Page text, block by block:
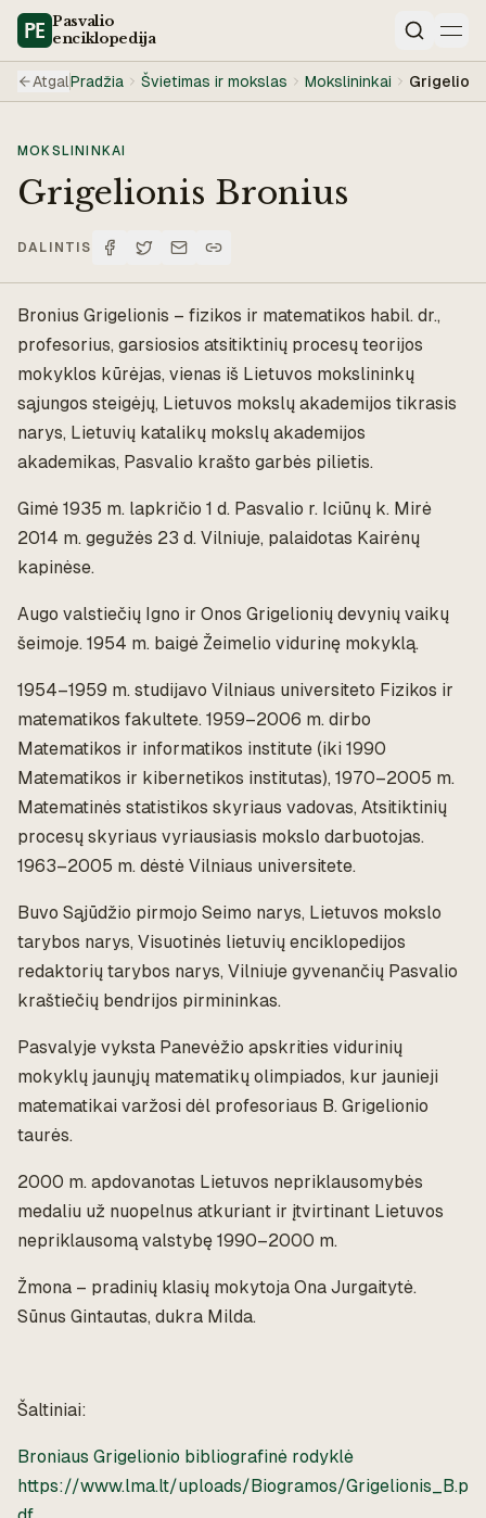
Pasvalio
enciklopedija
Paieška
AtgalPradžia Švietimas ir mokslas Mokslininkai
MOKSLININKAI
Grigelionis Bronius
DALINTIS
Bronius Grigelionis – fizikos ir matematikos habil. dr.,
profesorius, garsiosios atsitiktinių procesų teorijos
mokyklos kūrėjas, vienas iš Lietuvos mokslininkų
sąjungos steigėjų, Lietuvos mokslų akademijos tikrasis
narys, Lietuvių katalikų mokslų akademijos
akademikas, Pasvalio krašto garbės pilietis.
Gimė 1935 m. lapkričio 1 d. Pasvalio r. Iciūnų k. Mirė
2014 m. gegužės 23 d. Vilniuje, palaidotas Kairėnų
kapinėse.
Augo valstiečių Igno ir Onos Grigelionių devynių vaikų
šeimoje. 1954 m. baigė Žeimelio vidurinę mokyklą.
1954–1959 m. studijavo Vilniaus universiteto Fizikos ir
matematikos fakultete. 1959–2006 m. dirbo
Matematikos ir informatikos institute (iki 1990
Matematikos ir kibernetikos institutas), 1970–2005 m.
Matematinės statistikos skyriaus vadovas, Atsitiktinių
procesų skyriaus vyriausiasis mokslo darbuotojas.
1963–2005 m. dėstė Vilniaus universitete.
Buvo Sąjūdžio pirmojo Seimo narys, Lietuvos mokslo
tarybos narys, Visuotinės lietuvių enciklopedijos
redaktorių tarybos narys, Vilniuje gyvenančių Pasvalio
kraštiečių bendrijos pirmininkas.
Pasvalyje vyksta Panevėžio apskrities vidurinių
mokyklų jaunųjų matematikų olimpiados, kur jaunieji
matematikai varžosi dėl profesoriaus B. Grigelionio
taurės.
2000 m. apdovanotas Lietuvos nepriklausomybės
medaliu už nuopelnus atkuriant ir įtvirtinant Lietuvos
nepriklausomą valstybę 1990–2000 m.
Žmona – pradinių klasių mokytoja Ona Jurgaitytė.
Sūnus Gintautas, dukra Milda.
Šaltiniai:
Broniaus Grigelionio bibliografinė rodyklė
https://www.lma.lt/uploads/Biogramos/Grigelionis_B.p